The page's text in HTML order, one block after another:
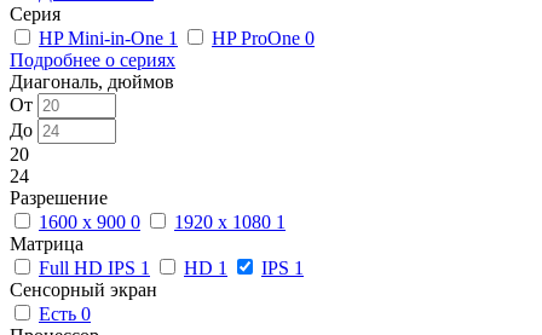
Серия
HP Mini-in-One 1 HP ProOne 0
Подробнее о сериях
Диагональ, дюймов
От
До
20
24
Разрешение
1600 x 900 0 1920 x 1080 1
Матрица
Full HD IPS 1 HD 1 IPS 1
Сенсорный экран
Есть 0